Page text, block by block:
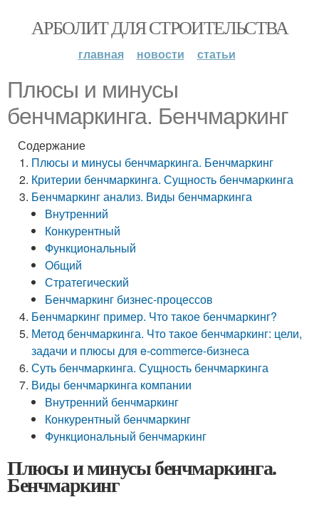
АРБОЛИТ ДЛЯ СТРОИТЕЛЬСТВА
главная новости статьи
Плюсы и минусы
бенчмаркинга. Бенчмаркинг
Содержание
Плюсы и минусы бенчмаркинга. Бенчмаркинг
Критерии бенчмаркинга. Сущность бенчмаркинга
Бенчмаркинг анализ. Виды бенчмаркинга
Внутренний
Конкурентный
Функциональный
Общий
Стратегический
Бенчмаркинг бизнес-процессов
Бенчмаркинг пример. Что такое бенчмаркинг?
Метод бенчмаркинга. Что такое бенчмаркинг: цели,
задачи и плюсы для e-commerce-бизнеса
Суть бенчмаркинга. Сущность бенчмаркинга
Виды бенчмаркинга компании
Внутренний бенчмаркинг
Конкурентный бенчмаркинг
Функциональный бенчмаркинг
Плюсы и минусы бенчмаркинга.
Бенчмаркинг